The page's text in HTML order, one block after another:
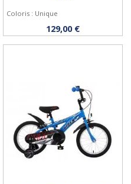
Acheter
Coloris : Unique
129,00 €